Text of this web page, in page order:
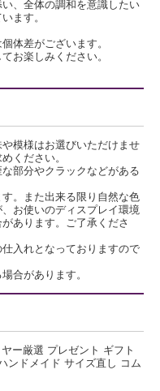
、全体の調和を意識したい
ます。
体差がございます。
お楽しみください。
模様はお選びいただけませ
ください。
部分やクラックなどがある
。また出来る限り自然な色
お使いのディスプレイ環境
あります。ご了承くださ
入れとなっておりますので
合があります。
ー厳選 プレゼント ギフト
ンドメイド サイズ直し コム